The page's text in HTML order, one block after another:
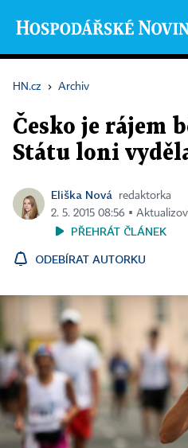
HN.cz › Archiv
Česko je rájem
Státu loni
Eliška Nová
redaktorka
2. 5. 2015 08:56 ▪
PŘEHRÁT ČLÁNEK
ODEBÍRAT AUTORKU